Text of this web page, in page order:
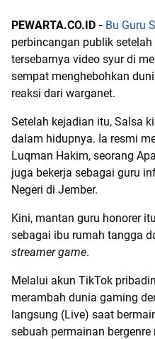
PEWARTA.CO.ID - Bu Guru
perbincangan publik
tersebarnya video syur di
sempat menghebohkan
reaksi dari warganet.
Setelah kejadian itu, Salsa
dalam hidupnya. Ia resmi
Luqman Hakim, seorang
juga bekerja sebagai guru
Negeri di Jember.
Kini, mantan guru honorer
sebagai ibu rumah tangga
streamer game.
Melalui akun TikTok
merambah dunia gaming
langsung (Live) saat
sebuah permainan